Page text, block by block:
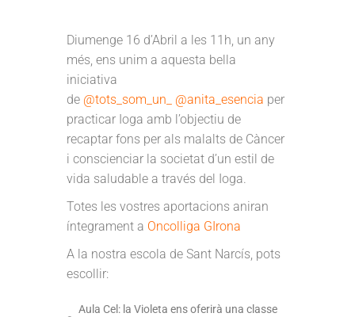
Diumenge 16 d’Abril a les 11h, un any
més, ens unim a aquesta bella
iniciativa
de @tots_som_un_ @anita_esencia per
practicar Ioga amb l’objectiu de
recaptar fons per als malalts de Càncer
i conscienciar la societat d’un estil de
vida saludable a través del Ioga.
Totes les vostres aportacions aniran
íntegrament a Oncolliga GIrona
A la nostra escola de Sant Narcís, pots
escollir:
Aula Cel: la Violeta ens oferirà una classe